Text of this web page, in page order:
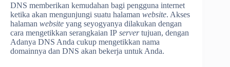
DNS memberikan kemudahan bagi pengguna internet
ketika akan mengunjungi suatu halaman website. Akses
halaman website yang seyogyanya dilakukan dengan
cara mengetikkan serangkaian IP servertujuan, dengan
Adanya DNS Anda cukup mengetikkan nama
domainnya dan DNS akan bekerja untuk Anda.